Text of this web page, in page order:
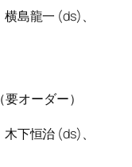
島龍一 (ds)、
オーダー）
下恒治 (ds)、